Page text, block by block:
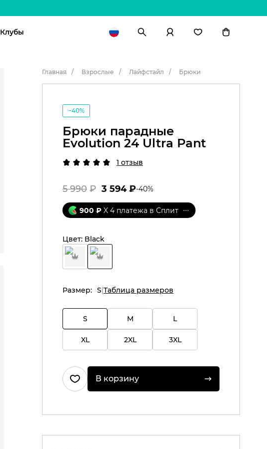
Клубы
Главная Взрослые Лайфстайл Брюки
−40%
Брюки парадные
Evolution 24 Ultra Pant
1 отзыв
5 990 ₽ 3 594 ₽-40%
900 ₽ X 4 платежа в Сплит
Цвет: Black
Размер: S Таблица размеров
S M L
XL 2XL 3XL
В корзину